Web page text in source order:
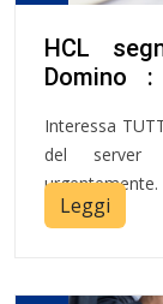
HCL
Domino
dicembre
Interessa
del server
urgentemente.
Leggi